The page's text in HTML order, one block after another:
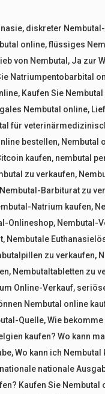
, diskreter
online,flüssiges
von Nembutal , Ja zur
Natriumpentobarbital
, Kaufen Sie
Nembutal online,
für
bestellen, Nembutal
kaufen, nembutal
zu verkaufen,
Nembutal-Barbiturat zu
Natrium kaufen,
Onlineshop, Nembutal-
, Nembutale
zu verkaufen,
, Nembutaltabletten zu
Online-Verkauf,
Nembutal online
Quelle,Wie
kaufen? Wo kann
,Wo kann ich Nembutal
nationale
Kaufen Sie Nembutal